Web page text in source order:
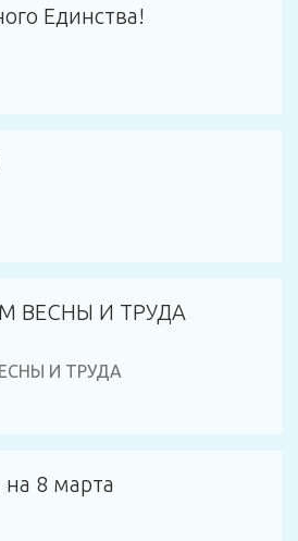
Единства!
ВЕСНЫ И ТРУДА
И ТРУДА
8 марта